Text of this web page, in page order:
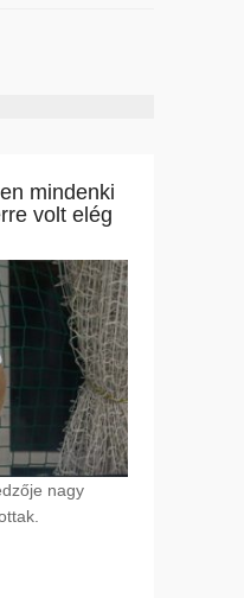
mindenki
volt elég
nagy